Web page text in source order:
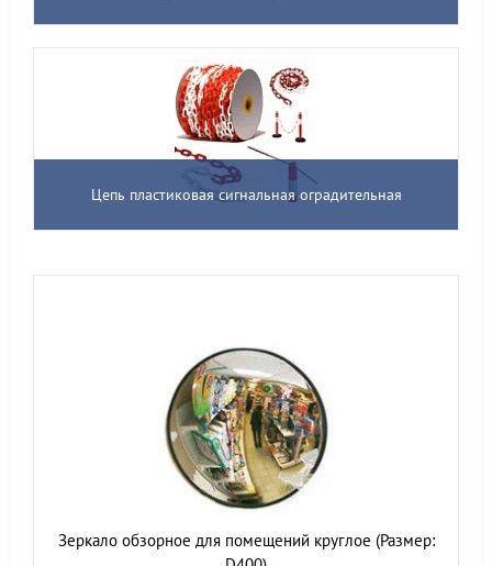
Цепь пластиковая сигнальная оградительная
Зеркало обзорное для помещений круглое (Размер: